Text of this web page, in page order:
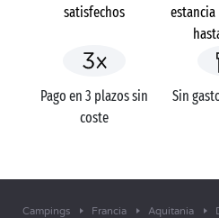
satisfechos
estancia
Pago en 3 plazos sin
coste
Sin
Campings Francia Aquitania